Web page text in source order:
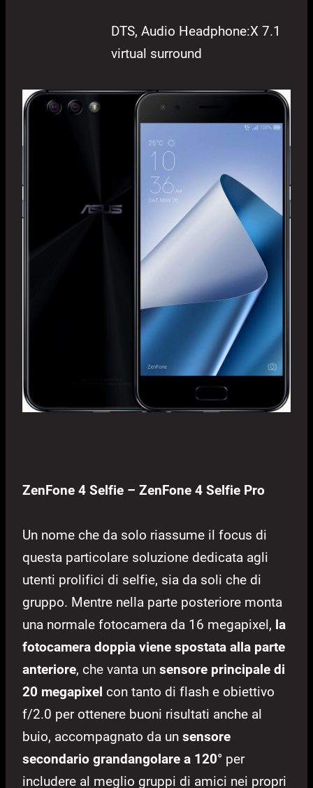
DTS, Audio Headphone:X 7.1
virtual surround
ZenFone 4 Selfie – ZenFone 4 Selfie Pro
Un nome che da solo riassume il focus di
questa particolare soluzione dedicata agli
utenti prolifici di selfie, sia da soli che di
gruppo. Mentre nella parte posteriore monta
una normale fotocamera da 16 megapixel, la
fotocamera doppia viene spostata alla parte
anteriore, che vanta un sensore principale di
20 megapixel con tanto di flash e obiettivo
f/2.0 per ottenere buoni risultati anche al
buio, accompagnato da un sensore
secondario grandangolare a 120° per
includere al meglio gruppi di amici nei propri